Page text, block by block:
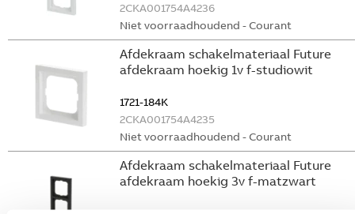
2CKA001754A4236
Niet voorraadhoudend - Courant
Afdekraam schakelmateriaal Future
afdekraam hoekig 1v f-studiowit
1721-184K
2CKA001754A4235
Niet voorraadhoudend - Courant
Afdekraam schakelmateriaal Future
afdekraam hoekig 3v f-matzwart